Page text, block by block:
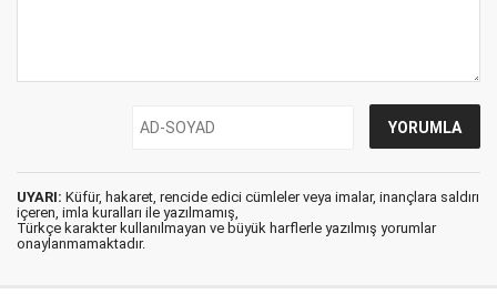
UYARI: Küfür, hakaret, rencide edici cümleler veya imalar, inançlara saldırı
içeren, imla kuralları ile yazılmamış,
Türkçe karakter kullanılmayan ve büyük harflerle yazılmış yorumlar
onaylanmamaktadır.